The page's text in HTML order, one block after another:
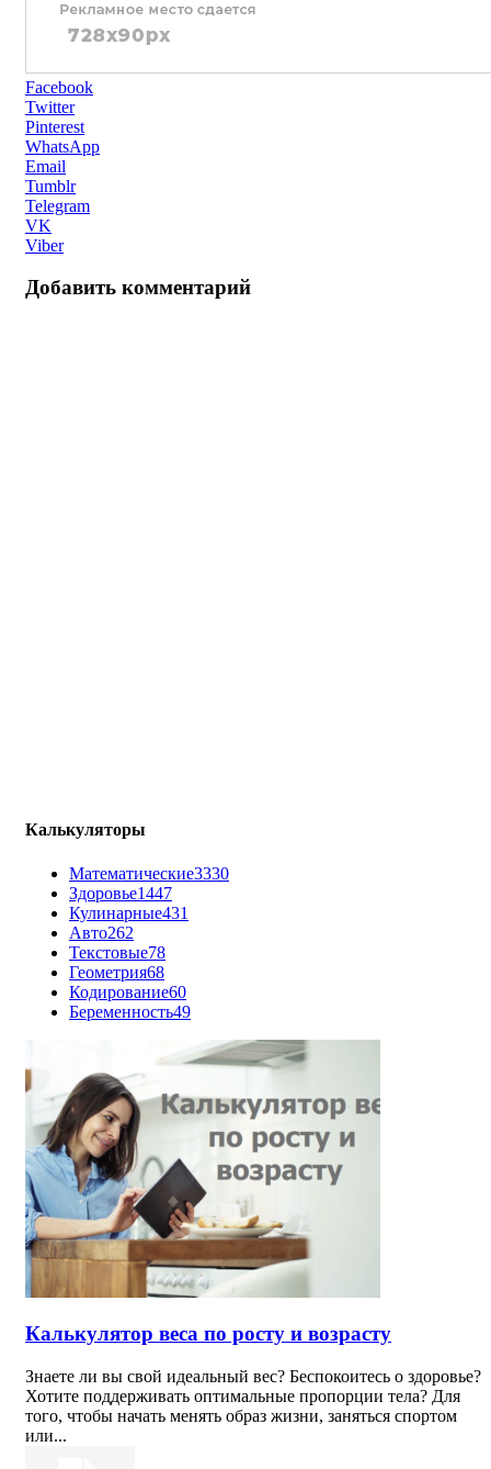
Facebook
Twitter
Pinterest
WhatsApp
Email
Tumblr
Telegram
VK
Viber
Добавить комментарий
Калькуляторы
Математические3330
Здоровье1447
Кулинарные431
Авто262
Текстовые78
Геометрия68
Кодирование60
Беременность49
Калькулятор веса по росту и возрасту
Знаете ли вы свой идеальный вес? Беспокоитесь о здоровье?
Хотите поддерживать оптимальные пропорции тела? Для
того, чтобы начать менять образ жизни, заняться спортом
или...